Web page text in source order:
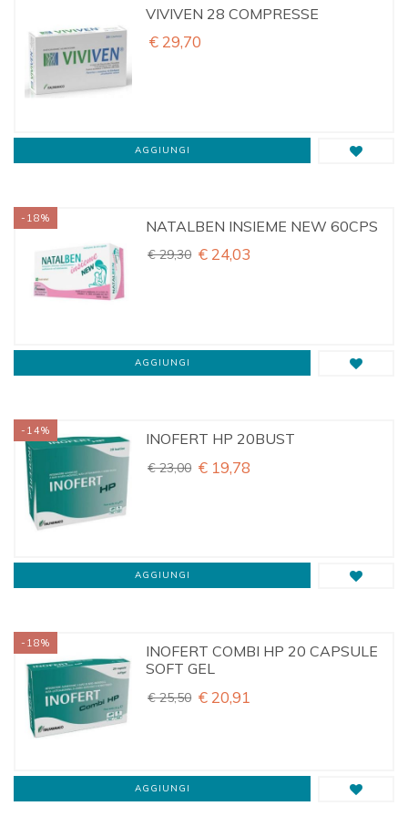
VIVIVEN 28 COMPRESSE
€ 29,70
AGGIUNGI
NATALBEN INSIEME NEW 60CPS
€ 29,30 € 24,03
-18%
AGGIUNGI
INOFERT HP 20BUST
€ 23,00 € 19,78
-14%
AGGIUNGI
INOFERT COMBI HP 20 CAPSULE
SOFT GEL
€ 25,50 € 20,91
-18%
AGGIUNGI